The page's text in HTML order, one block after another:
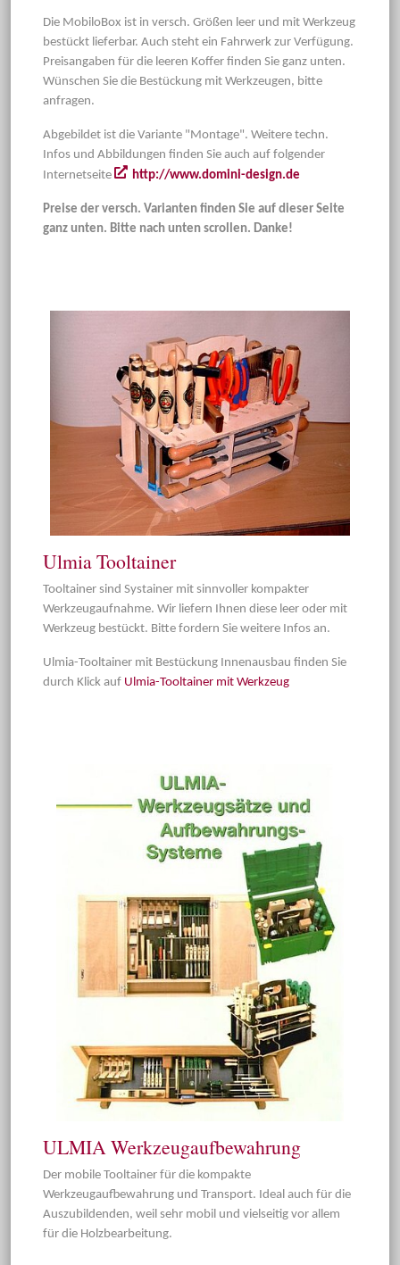
Die MobiloBox ist in versch. Größen leer und mit Werkzeug
bestückt lieferbar. Auch steht ein Fahrwerk zur Verfügung.
Preisangaben für die leeren Koffer finden Sie ganz unten.
Wünschen Sie die Bestückung mit Werkzeugen, bitte
anfragen.
Abgebildet ist die Variante "Montage". Weitere techn.
Infos und Abbildungen finden Sie auch auf folgender
Internetseite
http://www.domini-design.de
Preise der versch. Varianten finden Sie auf dieser Seite
ganz unten. Bitte nach unten scrollen. Danke!
Ulmia Tooltainer
Tooltainer sind Systainer mit sinnvoller kompakter
Werkzeugaufnahme. Wir liefern Ihnen diese leer oder mit
Werkzeug bestückt. Bitte fordern Sie weitere Infos an.
Ulmia-Tooltainer mit Bestückung Innenausbau finden Sie
durch Klick auf Ulmia-Tooltainer mit Werkzeug
ULMIA Werkzeugaufbewahrung
Der mobile Tooltainer für die kompakte
Werkzeugaufbewahrung und Transport. Ideal auch für die
Auszubildenden, weil sehr mobil und vielseitig vor allem
für die Holzbearbeitung.